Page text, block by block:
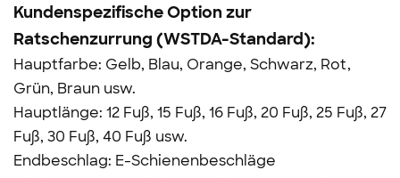
Kundenspezifische Option zur
Ratschenzurrung (WSTDA-Standard):
Hauptfarbe: Gelb, Blau, Orange, Schwarz, Rot,
Grün, Braun usw.
Hauptlänge: 12 Fuß, 15 Fuß, 16 Fuß, 20 Fuß, 25 Fuß, 27
Fuß, 30 Fuß, 40 Fuß usw.
Endbeschlag: E-Schienenbeschläge